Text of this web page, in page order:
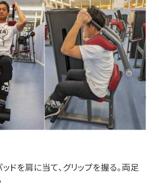
ッドを肩に当て、グリップを握る。両足